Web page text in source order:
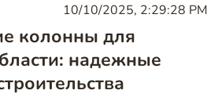
10/10/2025, 2:29:28 PM
колонны для
надежные